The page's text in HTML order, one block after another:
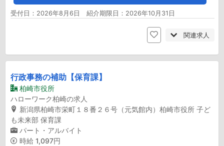
受付日：2026年8月6日 紹介期限日：2026年10月31日
関連求人
行政事務の補助【保育課】
柏崎市役所
ハローワーク柏崎の求人
新潟県柏崎市栄町１８番２６号（元気館内）柏崎市役所 子ど
も未来部 保育課
パート・アルバイト
時給 1,097円